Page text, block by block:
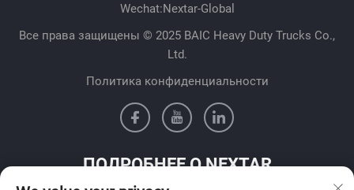
Wechat:Nextar-Global
Все права защищены © 2025 BAIC Heavy Duty Trucks Co.,
Ltd.
Политика конфиденциальности
ПОДРОБНЕЕ О NEXTAR